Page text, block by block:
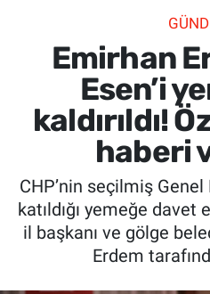
Emirhan
Esen’i
kaldırıldı!
haberi
CHP’nin seçilmiş Genel
katıldığı yemeğe davet
il başkanı ve gölge
Erdem
SPOR
SAĞLIK